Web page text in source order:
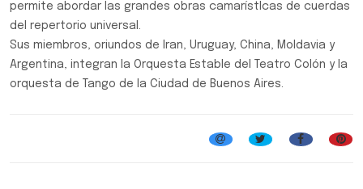
permite abordar las grandes obras camarístIcas de cuerdas
del repertorio universal.
Sus miembros, oriundos de Iran, Uruguay, China, Moldavia y
Argentina, integran la Orquesta Estable del Teatro Colón y la
orquesta de Tango de la Ciudad de Buenos Aires.